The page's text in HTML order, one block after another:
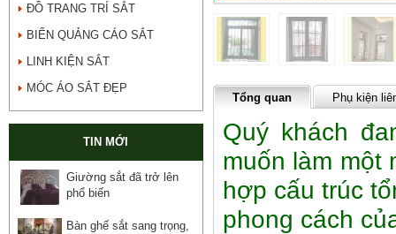
ĐỒ TRANG TRÍ SẮT
BIỂN QUẢNG CÁO SẮT
LINH KIỆN SẮT
MÓC ÁO SẮT ĐẸP
TIN MỚI
Giường sắt đã trở lên
phổ biến
Bàn ghế sắt sang trọng,
Tổng quan Phụ kiện
Quý khách
muốn làm một
hợp cấu trúc
phong cách